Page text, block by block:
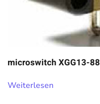
microswitch XGG13-88
Weiterlesen